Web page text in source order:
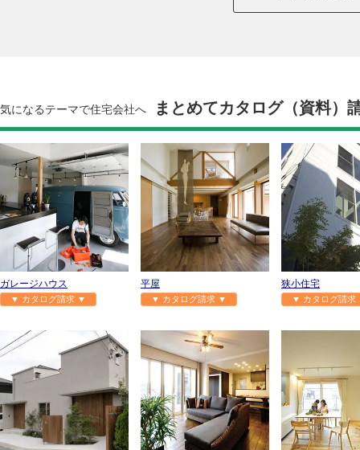
気になるテーマで住宅会社へ まとめてカタログ（資料）
ガレージハウス
▼ カタログ請求 ▼
平屋
▼ カタログ請求 ▼
狭小住宅
▼ カタログ請